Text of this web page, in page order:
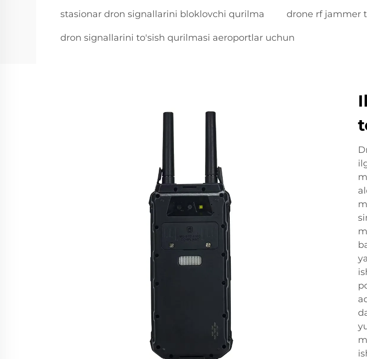
stasionar dron signallarini bloklovchi qurilma drone rf jammer
dron signallarini to'sish qurilmasi aeroportlar uchun